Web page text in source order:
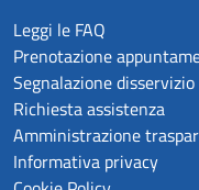
Leggi le FAQ
Prenotazione
Segnalazione disservizio
Richiesta assistenza
Amministrazione
Informativa privacy